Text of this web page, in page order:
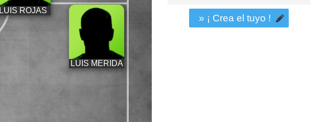
LUIS ROJAS
LUIS MERIDA
» ¡ Crea el tuyo !